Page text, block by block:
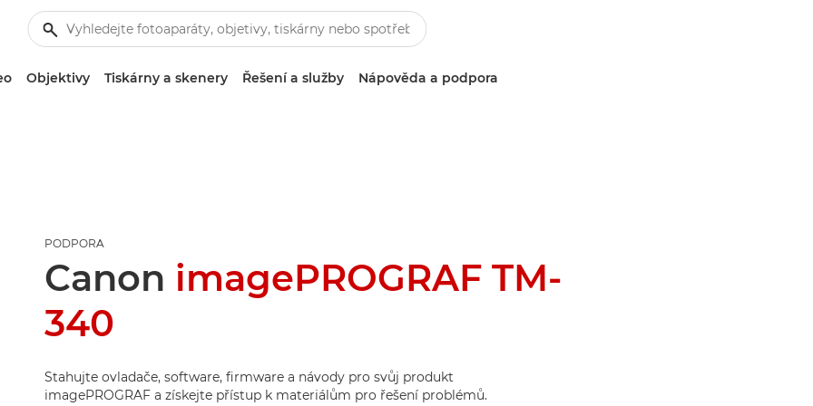
Objektivy Tiskárny a skenery Řešení a služby Nápověda a podpora
PODPORA
Canon imagePROGRAF TM-
340
Stahujte ovladače, software, firmware a návody pro svůj produkt
imagePROGRAF a získejte přístup k materiálům pro řešení problémů.